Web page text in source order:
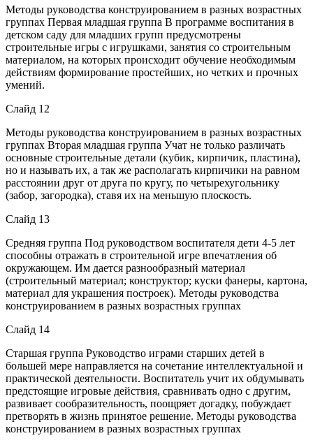
Методы руководства конструированием в разных возрастных
группах Первая младшая группа В программе воспитания в
детском саду для младших групп предусмотрены
строительные игры с игрушками, занятия со строительным
материалом, на которых происходит обучение необходимым
действиям формирование простейших, но четких и прочных
умений.
Слайд 12
Методы руководства конструированием в разных возрастных
группах Вторая младшая группа Учат не только различать
основные строительные детали (кубик, кирпичик, пластина),
но и называть их, а так же располагать кирпичики на равном
расстоянии друг от друга по кругу, по четырехугольнику
(забор, загородка), ставя их на меньшую плоскость.
Слайд 13
Средняя группа Под руководством воспитателя дети 4-5 лет
способны отражать в строительной игре впечатления об
окружающем. Им дается разнообразный материал
(строительный материал; конструктор; куски фанеры, картона,
материал для украшения построек). Методы руководства
конструированием в разных возрастных группах
Слайд 14
Старшая группа Руководство играми старших детей в
большей мере направляется на сочетание интеллектуальной и
практической деятельности. Воспитатель учит их обдумывать
предстоящие игровые действия, сравнивать одно с другим,
развивает сообразительность, поощряет догадку, побуждает
претворять в жизнь принятое решение. Методы руководства
конструированием в разных возрастных группах